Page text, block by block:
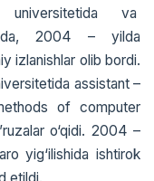
universitetida va
2004 – yilda
izlanishlar olib bordi.
assistant –
of computer
o‘qidi. 2004 –
yig‘ilishida ishtirok
etildi.